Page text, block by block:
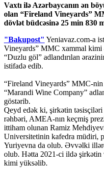
Vaxtı ilə Azərbaycanın ən
olan “Fireland Vineyards”
dövlət büdcəsinə 25 min 830
"Bakupost" Yeniavaz.com-a
Vineyards” MMC xammal kimi
“Duzlu göl” adlandırılan
istifadə edib.
“Fireland Vineyards” MMC-
“Marandi Wine Company”
göstərib.
Qeyd edək ki, şirkətin təsisçiləri
rəhbəri, AMEA-nın keçmiş
ittiham olunan Ramiz
Universitetinin kafedra müdiri,
Yuriyevna da olub. Əvvəlki
olub. Hətta 2021-ci ildə şirkətin
kimi yüksəlib.